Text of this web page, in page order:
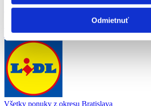
Odmietnuť
Mzda Nástupná mesačná mzda pri úväzku
Lidl Slovenská republika, s.r.o.
Všetky ponuky z okresu Bratislava